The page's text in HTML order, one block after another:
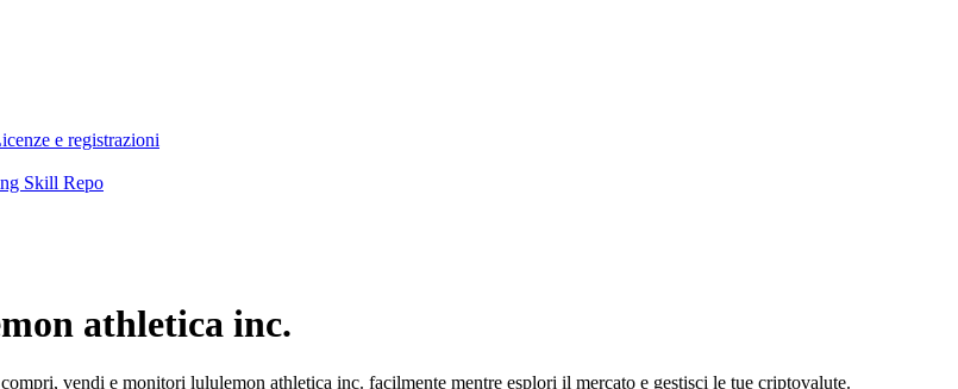
e registrazioni
Skill Repo
athletica inc.
vendi e monitori lululemon athletica inc. facilmente mentre esplori il mercato e gestisci le tue criptovalute.